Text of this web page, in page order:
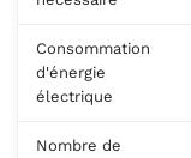
Consommation
d'énergie
électrique
Nombre de